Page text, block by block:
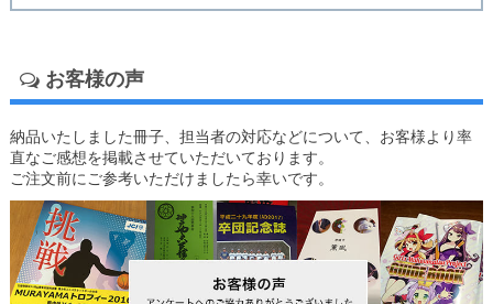
お客様の声
納品いたしました冊子、担当者の対応などについて、お客様より率
直なご感想を掲載させていただいております。
ご注文前にご参考いただけましたら幸いです。